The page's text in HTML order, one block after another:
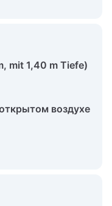
mit 1,40 m Tiefe)
воздухе